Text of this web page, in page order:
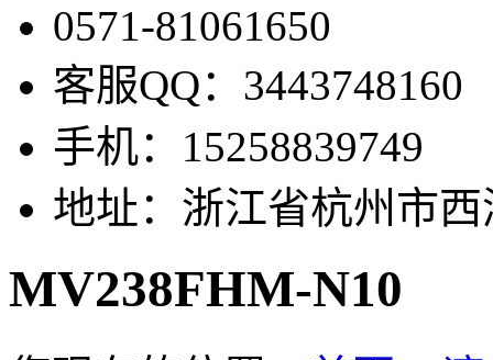
0571-81061650
客服QQ： 3443748160
手机： 15258839749
地址： 浙江省杭州市
MV238FHM-N10